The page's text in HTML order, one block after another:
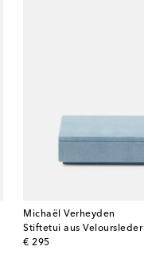
Michaël Verheyden
Stiftetui aus Veloursleder
€ 295
original price